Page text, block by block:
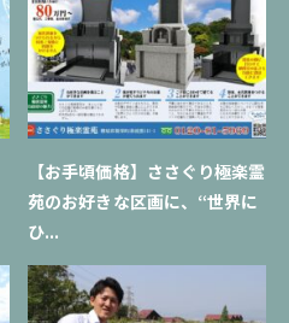
【お手頃価格】ささぐり極楽霊
苑のお好きな区画に、“世界に
ひ...